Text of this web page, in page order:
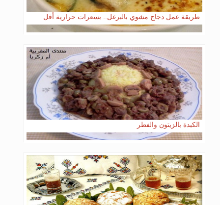
طريقة عمل دجاج مشوي بالبرغل.. بسعرات حرارية أقل
الكبدة بالزيتون والفطر